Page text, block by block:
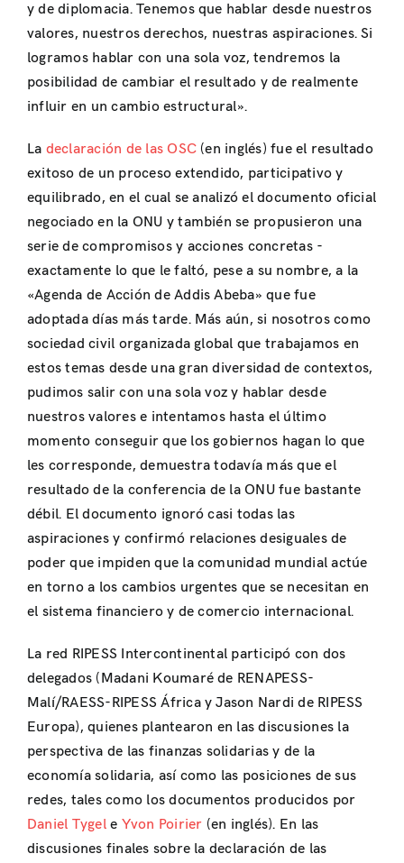
y de diplomacia. Tenemos que hablar desde nuestros
valores, nuestros derechos, nuestras aspiraciones. Si
logramos hablar con una sola voz, tendremos la
posibilidad de cambiar el resultado y de realmente
influir en un cambio estructural».
La declaración de las OSC (en inglés) fue el resultado
exitoso de un proceso extendido, participativo y
equilibrado, en el cual se analizó el documento oficial
negociado en la ONU y también se propusieron una
serie de compromisos y acciones concretas -
exactamente lo que le faltó, pese a su nombre, a la
«Agenda de Acción de Addis Abeba» que fue
adoptada días más tarde. Más aún, si nosotros como
sociedad civil organizada global que trabajamos en
estos temas desde una gran diversidad de contextos,
pudimos salir con una sola voz y hablar desde
nuestros valores e intentamos hasta el último
momento conseguir que los gobiernos hagan lo que
les corresponde, demuestra todavía más que el
resultado de la conferencia de la ONU fue bastante
débil. El documento ignoró casi todas las
aspiraciones y confirmó relaciones desiguales de
poder que impiden que la comunidad mundial actúe
en torno a los cambios urgentes que se necesitan en
el sistema financiero y de comercio internacional.
La red RIPESS Intercontinental participó con dos
delegados (Madani Koumaré de RENAPESS-
Malí/RAESS-RIPESS África y Jason Nardi de RIPESS
Europa), quienes plantearon en las discusiones la
perspectiva de las finanzas solidarias y de la
economía solidaria, así como las posiciones de sus
redes, tales como los documentos producidos por
Daniel Tygele Yvon Poirier (en inglés). En las
discusiones finales sobre la declaración de las